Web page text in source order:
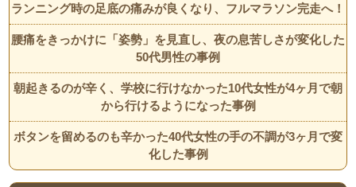
ランニング時の足底の痛みが良くなり、フルマラソン完走へ！
腰痛をきっかけに「姿勢」を見直し、夜の息苦しさが変化した
50代男性の事例
朝起きるのが辛く、学校に行けなかった10代女性が4ヶ月で朝
から行けるようになった事例
ボタンを留めるのも辛かった40代女性の手の不調が3ヶ月で変
化した事例